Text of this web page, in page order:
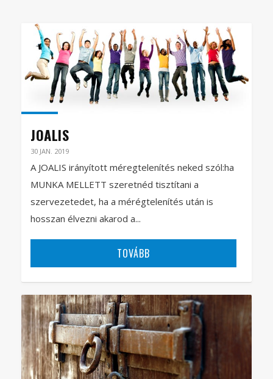
JOALIS
30 JAN. 2019
A JOALIS irányított méregtelenítés neked szól:ha
MUNKA MELLETT szeretnéd tisztítani a
szervezetedet, ha a mérégtelenítés után is
hosszan élvezni akarod a...
TOVÁBB